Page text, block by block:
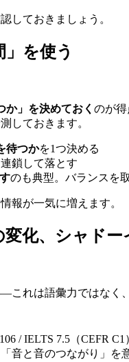
しておきましょう。
を使う
か」を決めておく のが
しておきます。
待つかを1つ決める
鎖して落とす
のも典型。バランスを
報が一気に増えます。
変化、シャド
これは語彙力ではなく、
/ IELTS 7.5（CEFR
音と音のつながり」